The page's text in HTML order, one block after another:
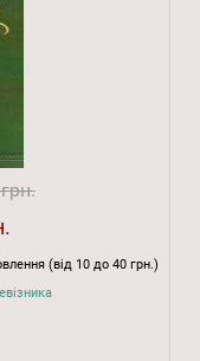
(від 10 до 40 грн.)